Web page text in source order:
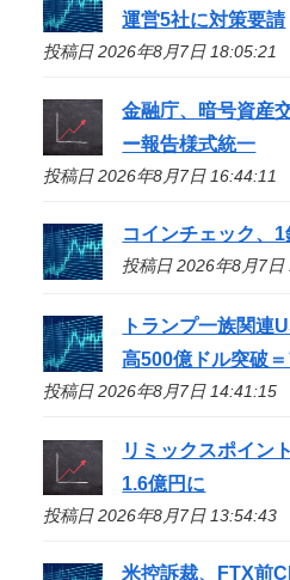
運営5社に対策要請
投稿日 2026年8月7日 18:05:21
金融庁、暗号資産
ー報告様式統一
投稿日 2026年8月7日 16:44:11
コインチェック、
投稿日 2026年8月7日
トランプ一族関連
高500億ドル突破
投稿日 2026年8月7日 14:41:15
リミックスポイン
1.6億円に
投稿日 2026年8月7日 13:54:43
米控訴裁、FTX前